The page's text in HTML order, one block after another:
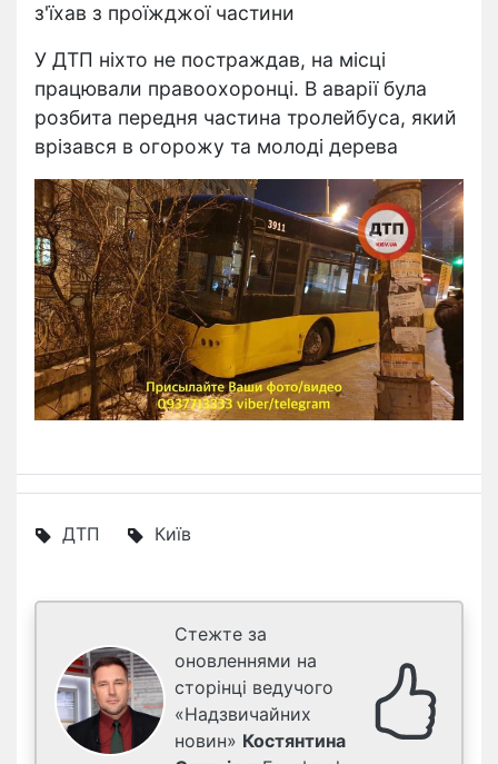
з'їхав з проїжджої частини
У ДТП ніхто не постраждав, на місці
працювали правоохоронці. В аварії була
розбита передня частина тролейбуса, який
врізався в огорожу та молоді дерева
ДТП Київ
Стежте за
оновленнями на
сторінці ведучого
«Надзвичайних
новин» Костянтина